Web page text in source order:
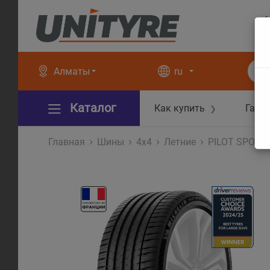
Алматы ru
Каталог Как купить ❯
Главная Шины 4x4 Летние PILOT SPORT